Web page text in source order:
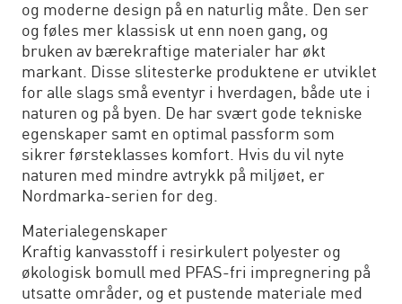
og moderne design på en naturlig måte. Den ser
og føles mer klassisk ut enn noen gang, og
bruken av bærekraftige materialer har økt
markant. Disse slitesterke produktene er utviklet
for alle slags små eventyr i hverdagen, både ute i
naturen og på byen. De har svært gode tekniske
egenskaper samt en optimal passform som
sikrer førsteklasses komfort. Hvis du vil nyte
naturen med mindre avtrykk på miljøet, er
Nordmarka-serien for deg.
Materialegenskaper
Kraftig kanvasstoff i resirkulert polyester og
økologisk bomull med PFAS-fri impregnering på
utsatte områder, og et pustende materiale med